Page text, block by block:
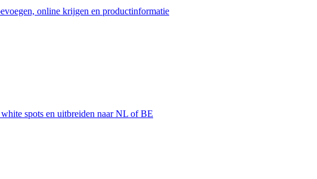
online krijgen en productinformatie
spots en uitbreiden naar NL of BE